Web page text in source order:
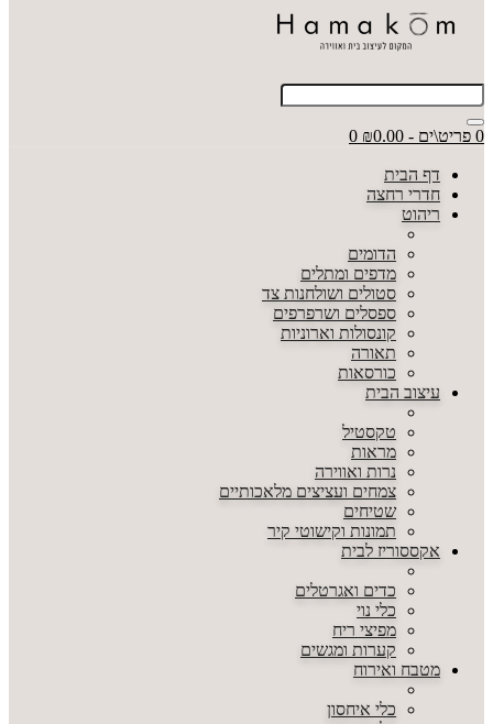
0 פריט\ים - ₪0.00 0
דף הבית
חדרי רחצה
ריהוט
הדומים
מדפים ומתלים
סטולים ושולחנות צד
ספסלים ושרפרפים
קונסולות וארוניות
תאורה
כורסאות
עיצוב הבית
טקסטיל
מראות
נרות ואווירה
צמחים ועציצים מלאכותיים
שטיחים
תמונות וקישוטי קיר
אקססוריז לבית
כדים ואגרטלים
כלי נוי
מפיצי ריח
קערות ומגשים
מטבח ואירוח
כלי איחסון